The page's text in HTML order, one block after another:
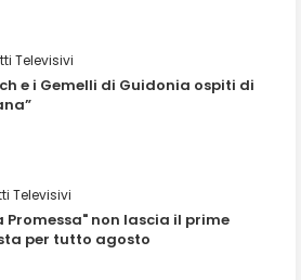
Televisivi
e i Gemelli di Guidonia ospiti di
Televisivi
Promessa" non lascia il prime
per tutto agosto